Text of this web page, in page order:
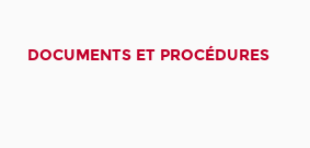
DOCUMENTS ET PROCÉDURES